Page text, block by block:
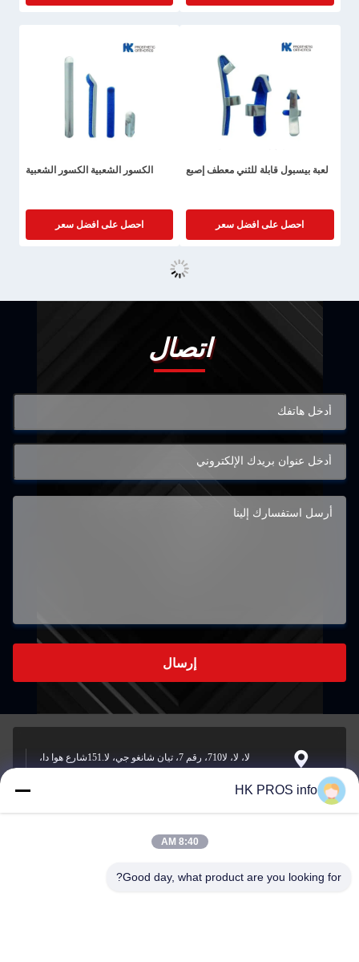
لعبة بيسبول قابلة للثني معطف إصبع
احصل على افضل سعر
الكسور الشعبية الكسور الشعبية
احصل على افضل سعر
اتصال
إرسال
لا، لا، لا710، رقم 7، تيان شانغو جي، لا.151شارع هوا دا،
البريد
الإلكتروني
HK PROS info
8:40 AM
Good day, what product are you looking for?